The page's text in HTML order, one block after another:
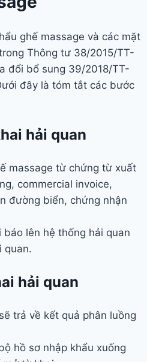
ghế massage và các mặt
Thông tư 38/2015/TT-
đổi bổ sung 39/2018/TT-
đây là tóm tắt các bước
hải quan
massage từ chứng từ xuất
commercial invoice,
đường biển, chứng nhận
lên hệ thống hải quan
quan.
hải quan
trả về kết quả phân luồng
hồ sơ nhập khẩu xuống